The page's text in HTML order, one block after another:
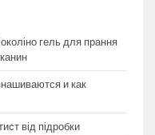
гель для прання
и как
від підробки